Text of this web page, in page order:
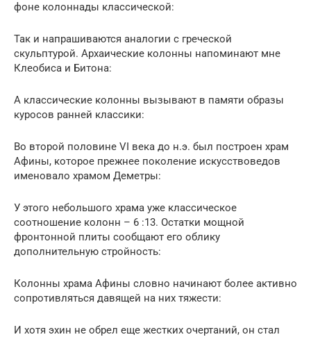
фоне колоннады классической:
Так и напрашиваются аналогии с греческой
скульптурой. Архаические колонны напоминают мне
Клеобиса и Битона:
А классические колонны вызывают в памяти образы
куросов ранней классики:
Во второй половине VI века до н.э. был построен храм
Афины, которое прежнее поколение искусствоведов
именовало храмом Деметры:
У этого небольшого храма уже классическое
соотношение колонн – 6 :13. Остатки мощной
фронтонной плиты сообщают его облику
дополнительную стройность:
Колонны храма Афины словно начинают более активно
сопротивляться давящей на них тяжести:
И хотя эхин не обрел еще жестких очертаний, он стал